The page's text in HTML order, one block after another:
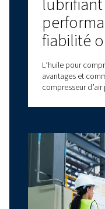
vous !
Cliquez
Avez-
Vous avez